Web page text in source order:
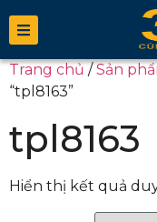
Trang chủ/Sản
“tpl8163”
tpl8163
Hiển thị kết quả